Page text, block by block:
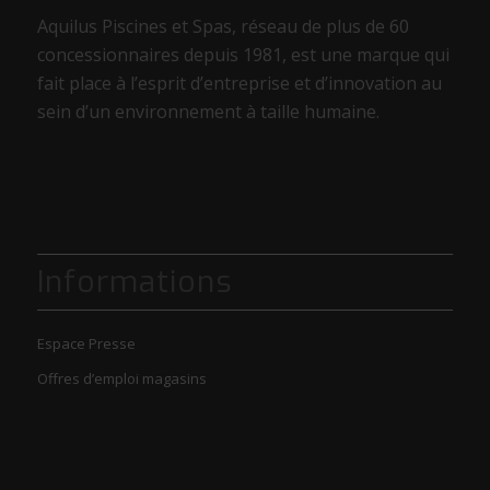
Aquilus Piscines et Spas, réseau de plus de 60
concessionnaires depuis 1981, est une marque qui
fait place à l’esprit d’entreprise et d’innovation au
sein d’un environnement à taille humaine.
Espace Presse
Offres d’emploi magasins